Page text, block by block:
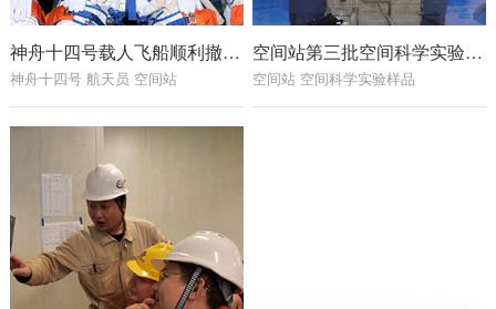
神舟十四号载人飞船顺利撤离空间站 3名航天员即将踏上回家之旅
神舟十四号 航天员 空间站
空间站第三批空间科学实验样品顺利返回并交付
空间站 空间科学实验样品